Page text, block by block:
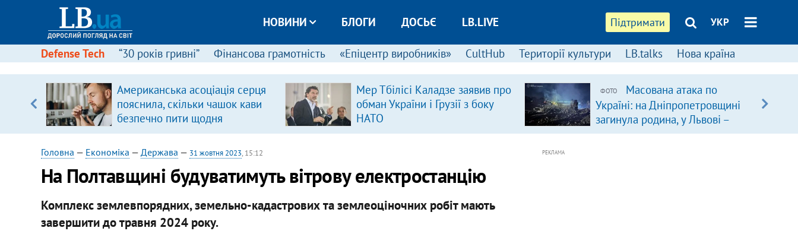
Підтримати УКР
НОВИНИ БЛОГИ ДОСЬЄ LB.LIVE
Defense Tech “30 років гривні” Фінансова грамотність «Епіцентр виробників» CultHub Території культури LB.talks Нова країна
Американська асоціація серця
пояснила, скільки чашок кави
безпечно пити щодня
Мер Тбілісі Каладзе заявив про
обман України і Грузії з боку
НАТО
ФОТО
Масована атака по
Україні: на Дніпропетровщині
загинула родина, у Львові –
удар по багатоповерхівках
Головна — Економіка — Держава — 31 жовтня 2023, 15:12
​На Полтавщині будуватимуть вітрову електростанцію
Комплекс землевпорядних, земельно-кадастрових та землеоціночних робіт мають
завершити до травня 2024 року.
РЕКЛАМА